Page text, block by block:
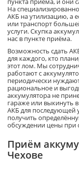
На
АКБ на утилизацию, а
или транспорт
услуги.Скупка
нас в пункте приёма.
Возможность сдать
для каждого, кто
этот лом. Мы
работают с
периодически
рациональное и
аккумулятора не
гараже или выкинуть
АКБдля последующей
получить
обсуждении цены при
Приём
Чехове